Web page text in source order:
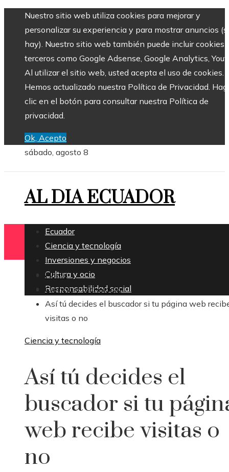
Nuestro sitio web utiliza cookies para mejorar y
personalizar su experiencia y para mostrar anuncios
hay). Nuestro sitio web también puede incluir cookies
terceros como Google Adsense, Google Analytics,
Al utilizar el sitio web, usted acepta el uso de cookies.
Hemos actualizado nuestra Política de Privacidad.
clic en el botón para consultar nuestra Política de
privacidad.
Ok, Acepto
sábado, agosto 8
AL DIA ECUADOR
Ecuador
Ciencia y tecnología
Inversiones y negocios
Cultura y ocio
Responsabilidad social
Home
Ciencia y tecnología
Así tú decides el buscador si tu página web
visitas o no
Ciencia y tecnología
Así tú decides el
buscador si tu
web recibe visitas o
no